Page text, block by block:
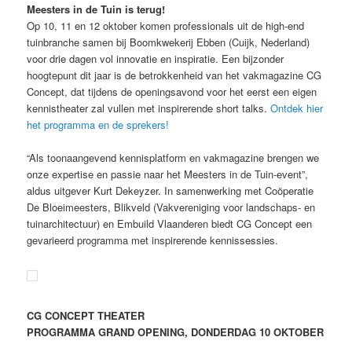
Meesters in de Tuin is terug!
Op 10, 11 en 12 oktober komen professionals uit de high-end
tuinbranche samen bij Boomkwekerij Ebben (Cuijk, Nederland)
voor drie dagen vol innovatie en inspiratie. Een bijzonder
hoogtepunt dit jaar is de betrokkenheid van het vakmagazine CG
Concept, dat tijdens de openingsavond voor het eerst een eigen
kennistheater zal vullen met inspirerende short talks.Ontdek hier
het programma en de sprekers!
“Als toonaangevend kennisplatform en vakmagazine brengen we
onze expertise en passie naar het Meesters in de Tuin-event”,
aldus uitgever Kurt Dekeyzer. In samenwerking met Coöperatie
De Bloeimeesters, Blikveld (Vakvereniging voor landschaps- en
tuinarchitectuur) en Embuild Vlaanderen biedt CG Concept een
gevarieerd programma met inspirerende kennissessies.
CG CONCEPT THEATER
PROGRAMMA GRAND OPENING, DONDERDAG 10 OKTOBER